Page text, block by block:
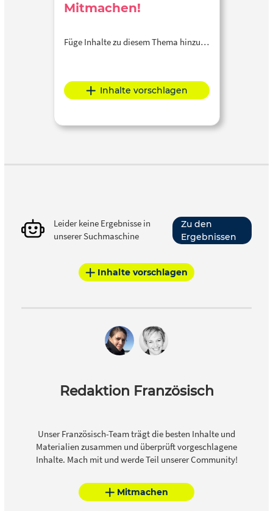
Mitmachen!
Füge Inhalte zu diesem Thema hinzu…
Inhalte vorschlagen
Leider keine Ergebnisse in
unserer Suchmaschine
Zu den
Ergebnissen
Inhalte vorschlagen
Redaktion Französisch
Unser Französisch-Team trägt die besten Inhalte und
Materialien zusammen und überprüft vorgeschlagene
Inhalte. Mach mit und werde Teil unserer Community!
Mitmachen